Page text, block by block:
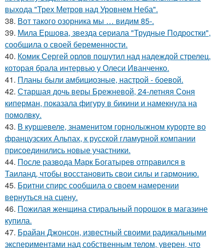
выхода "Трех Метров над Уровнем Неба".
38. Вот такого озорника мы … видим 85-.
39. Мила Ершова, звезда сериала "Трудные Подростки",
сообщила о своей беременности.
40. Комик Сергей орлов пошутил над надеждой стрелец,
которая брала интервью у Олеси Иванченко.
41. Планы были амбициозные, настрой - боевой.
42. Старшая дочь веры Брежневой, 24-летняя Соня
киперман, показала фигуру в бикини и намекнула на
помолвку.
43. В куршевеле, знаменитом горнолыжном курорте во
французских Альпах, к русской гламурной компании
присоединились новые участники.
44. После развода Марк Богатырев отправился в
Таиланд, чтобы восстановить свои силы и гармонию.
45. Бритни спирс сообщила о своем намерении
вернуться на сцену.
46. Пожилая женщина стиральный порошок в магазине
купила.
47. Брайан Джонсон, известный своими радикальными
экспериментами над собственным телом, уверен, что